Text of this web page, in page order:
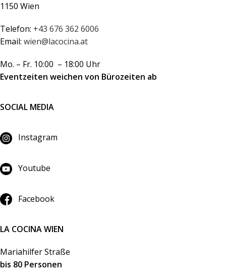
1150 Wien
Telefon: +43 676 362 6006
Email: wien@lacocina.at
Mo. – Fr. 10:00 – 18:00 Uhr
Eventzeiten weichen von Bürozeiten ab
SOCIAL MEDIA
Instagram
Youtube
Facebook
LA COCINA WIEN
Mariahilfer Straße
bis 80 Personen